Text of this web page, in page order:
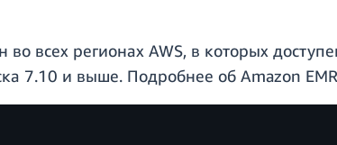
во всех регионах AWS, в которых
7.10 и выше. Подробнее об Amazon